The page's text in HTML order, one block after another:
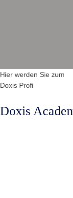
Hier werden Sie zum
Doxis Profi
Doxis